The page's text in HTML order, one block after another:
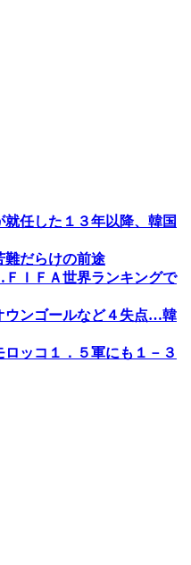
任した１３年以降、韓国
難だらけの前途
ＩＦＡ世界ランキングで
ウンゴールなど４失点…韓
ッコ１．５軍にも１－３